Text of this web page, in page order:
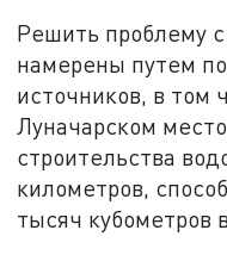
Решить проблему
намерены путем
источников, в том
Луначарском
строительства
километров,
тысяч кубометров